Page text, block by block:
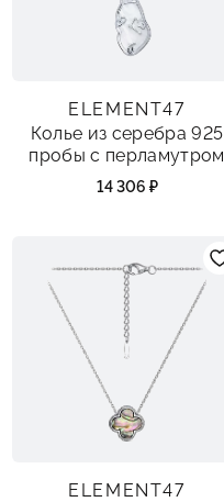
ELEMENT47
Колье из серебра 925
пробы с перламутром
14 306 ₽
ELEMENT47